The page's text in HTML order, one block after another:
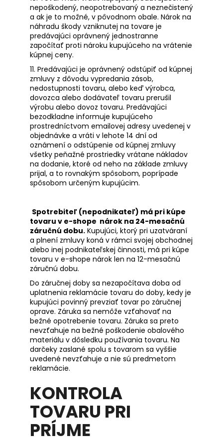
nepoškodený, neopotrebovaný a neznečistený
a ak je to možné, v pôvodnom obale. Nárok na
náhradu škody vzniknutej na tovare je
predávajúci oprávnený jednostranne
započítať proti nároku kupujúceho na vrátenie
kúpnej ceny.
11. Predávajúci je oprávnený odstúpiť od kúpnej
zmluvy z dôvodu vypredania zásob,
nedostupnosti tovaru, alebo keď výrobca,
dovozca alebo dodávateľ tovaru prerušil
výrobu alebo dovoz tovaru. Predávajúci
bezodkladne informuje kupujúceho
prostredníctvom emailovej adresy uvedenej v
objednávke a vráti v lehote 14 dní od
oznámení o odstúpenie od kúpnej zmluvy
všetky peňažné prostriedky vrátane nákladov
na dodanie, ktoré od neho na základe zmluvy
prijal, a to rovnakým spôsobom, poprípade
spôsobom určeným kupujúcim.
Spotrebiteľ (nepodnikateľ) má pri kúpe
tovaru v e-shope nárok na 24-mesačnú
záručnú dobu. Kupujúci, ktorý pri uzatváraní
a plnení zmluvy koná v rámci svojej obchodnej
alebo inej podnikateľskej činnosti, má pri kúpe
tovaru v e-shope nárok len na 12-mesačnú
záručnú dobu.
Do záručnej doby sa nezapočítava doba od
uplatnenia reklamácie tovaru do doby, kedy je
kupujúci povinný prevziať tovar po záručnej
oprave. Záruka sa nemôže vzťahovať na
bežné opotrebenie tovaru. Záruka sa preto
nevzťahuje na bežné poškodenie obalového
materiálu v dôsledku používania tovaru. Na
darčeky zaslané spolu s tovarom sa vyššie
uvedené nevzťahuje a nie sú predmetom
reklamácie.
KONTROLA
TOVARU PRI
PRÍJME